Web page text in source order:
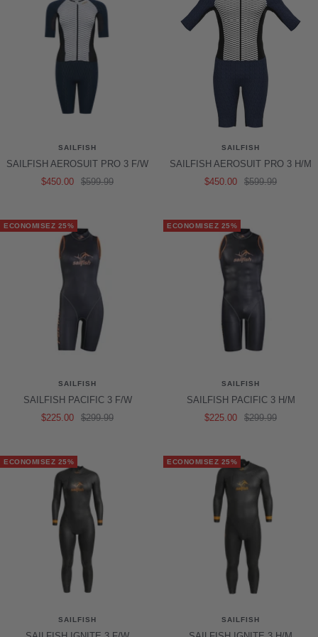
SAILFISH
SAILFISH AEROSUIT PRO 3 F/W
Prix
$450.00
Prix
$599.99
SAILFISH
SAILFISH AEROSUIT PRO 3 H/M
Prix
$450.00
Prix
$599.99
ECONOMISEZ 25%
SAILFISH
SAILFISH PACIFIC 3 F/W
Prix
$225.00
Prix
$299.99
ECONOMISEZ 25%
SAILFISH
SAILFISH PACIFIC 3 H/M
Prix
$225.00
Prix
$299.99
ECONOMISEZ 25%
SAILFISH
ECONOMISEZ 25%
SAILFISH